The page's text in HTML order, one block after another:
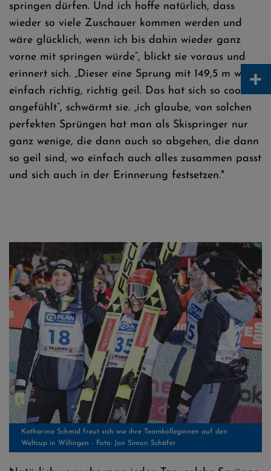
springen dürfen. Und ich hoffe natürlich, dass
wieder so viele Zuschauer kommen werden und
wäre glücklich, wenn ich bis dahin wieder ganz
vorne mit springen würde“, blickt sie voraus und
erinnert sich. „Dieser eine Sprung mit 149,5 m war
einfach richtig, richtig geil. Das hat sich so cool
angefühlt“, schwärmt sie. „ich glaube, von solchen
perfekten Sprüngen hat man als Skispringer nur
ganz wenige, die dann auch so abgehen, die dann
so geil sind, wo einfach auch alles zusammen passt
und sich auch in der Erinnerung festsetzen."
Katharina Schmid freut sich wie ihre Teamkolleginnen auf den
Weltcup in Willingen - Foto: Jan Simon Schäfer
+